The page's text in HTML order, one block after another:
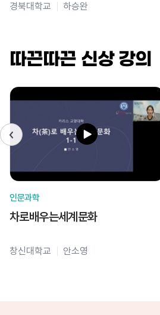
경북대학교 하승완
따끈따끈 신상 강의
인문과학
차로배우는세계문화
창신대학교 안소영